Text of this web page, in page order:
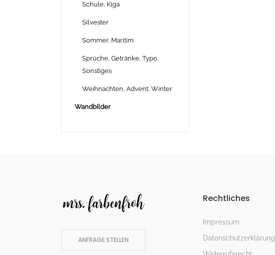
Schule, Kiga
Silvester
Sommer, Maritim
Sprüche, Getränke, Typo,
Sonstiges
Weihnachten, Advent, Winter
Wandbilder
ANFRAGE STELLEN
Rechtliches
Impressum
Datenschutzerklärung